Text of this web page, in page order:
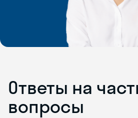
Ответы на
вопросы